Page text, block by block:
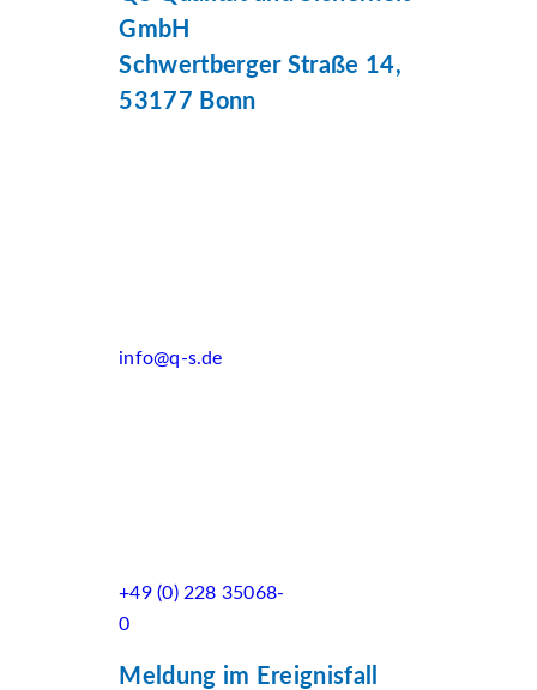
GmbH
Schwertberger Straße 14,
53177 Bonn
info@q-s.de
+49 (0) 228 35068-
0
Meldung im Ereignisfall